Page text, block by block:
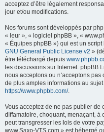
acceptez d’être légalement
jour et/ou modifications.
Nos forums sont développés par
« leur », « logiciel phpBB », «
« Équipes phpBB ») qui est un
GNU General Public License v2 »
être téléchargé depuis
les discussions sur Internet. phpBB
nous acceptons ou n’acceptons
de plus amples informations au
https://www.phpbb.com/.
Vous acceptez de ne pas publier de
diffamatoire, choquant, menaçant, à
peut transgresser les lois de votre
www.Saxo-VTS.com » est hébergé